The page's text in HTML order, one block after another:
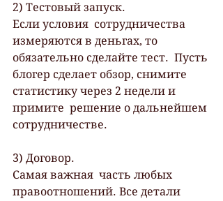
2) Тестовый запуск.
Если условия  сотрудничества
измеряются в деньгах, то
обязательно сделайте тест.  Пусть
блогер сделает обзор, снимите
статистику через 2 недели и
примите  решение о дальнейшем
сотрудничестве.
3) Договор.
Самая важная  часть любых
правоотношений. Все детали